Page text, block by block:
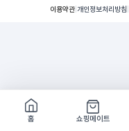
이용약관 개인정보처리방침
홈
쇼핑메이트